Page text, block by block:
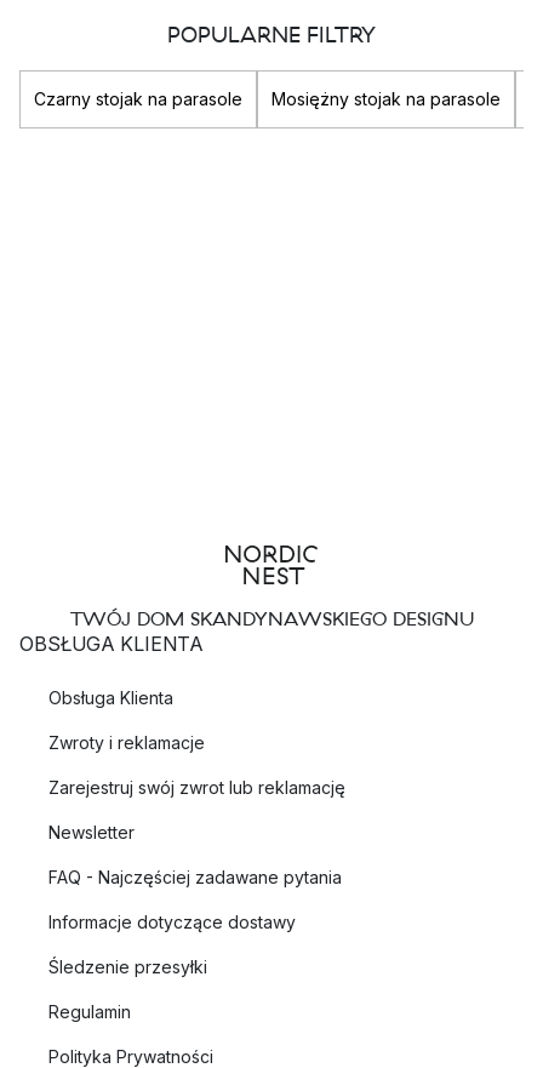
POPULARNE FILTRY
Czarny stojak na parasole Mosiężny stojak na parasole
TWÓJ DOM SKANDYNAWSKIEGO DESIGNU
OBSŁUGA KLIENTA
Obsługa Klienta
Zwroty i reklamacje
Zarejestruj swój zwrot lub reklamację
Newsletter
FAQ - Najczęściej zadawane pytania
Informacje dotyczące dostawy
Śledzenie przesyłki
Regulamin
Polityka Prywatności